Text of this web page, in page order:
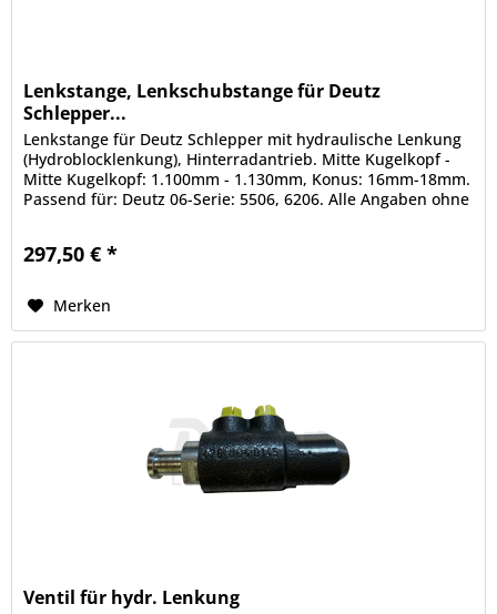
Lenkstange, Lenkschubstange für Deutz
Schlepper...
Lenkstange für Deutz Schlepper mit hydraulische Lenkung
(Hydroblocklenkung), Hinterradantrieb. Mitte Kugelkopf -
Mitte Kugelkopf: 1.100mm - 1.130mm, Konus: 16mm-18mm.
Passend für: Deutz 06-Serie: 5506, 6206. Alle Angaben ohne
297,50 € *
Merken
Ventil für hydr. Lenkung